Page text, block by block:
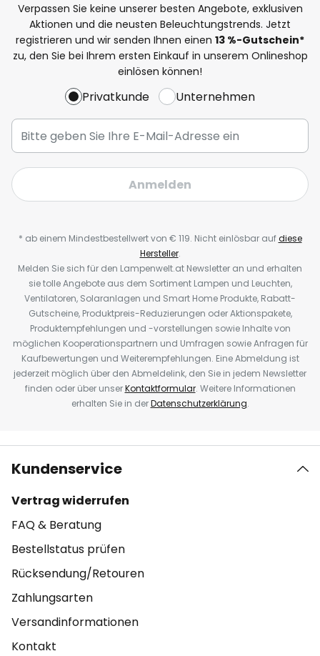
Verpassen Sie keine unserer besten Angebote, exklusiven
Aktionen und die neusten Beleuchtungstrends. Jetzt
registrieren und wir senden Ihnen einen 13 %-Gutschein*
zu, den Sie bei Ihrem ersten Einkauf in unserem Onlineshop
einlösen können!
Privatkunde Unternehmen
Anmelden
* ab einem Mindestbestellwert von € 119. Nicht einlösbar aufdiese
Hersteller.
Melden Sie sich für den Lampenwelt.at Newsletter an und erhalten
sie tolle Angebote aus dem Sortiment Lampen und Leuchten,
Ventilatoren, Solaranlagen und Smart Home Produkte, Rabatt-
Gutscheine, Produktpreis-Reduzierungen oder Aktionspakete,
Produktempfehlungen und -vorstellungen sowie Inhalte von
möglichen Kooperationspartnern und Umfragen sowie Anfragen für
Kaufbewertungen und Weiterempfehlungen. Eine Abmeldung ist
jederzeit möglich über den Abmeldelink, den Sie in jedem Newsletter
finden oder über unserKontaktformular. Weitere Informationen
erhalten Sie in derDatenschutzerklärung.
Kundenservice
Vertrag widerrufen
FAQ & Beratung
Bestellstatus prüfen
Rücksendung/Retouren
Zahlungsarten
Versandinformationen
Kontakt